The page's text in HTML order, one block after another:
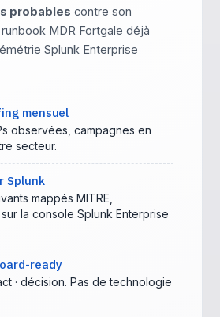
probables contre son
MDR Fortgale déjà
Splunk Enterprise
mensuel
observées, campagnes en
secteur.
Splunk
mappés MITRE,
la console Splunk Enterprise
ready
· décision. Pas de technologie